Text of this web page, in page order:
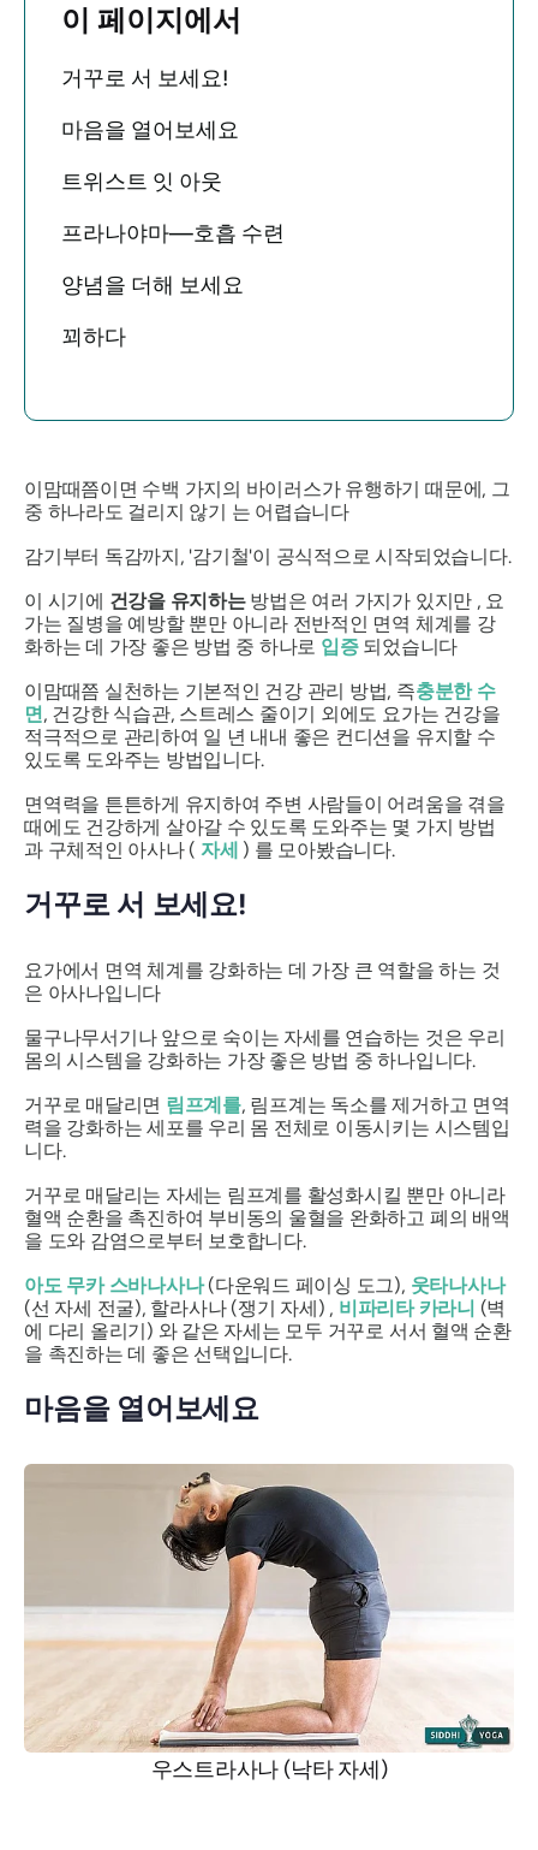
이 페이지에서
거꾸로 서 보세요!
마음을 열어보세요
트위스트 잇 아웃
프라나야마—호흡 수련
양념을 더해 보세요
꾀하다
이맘때쯤이면 수백 가지의 바이러스가 유행하기 때문에, 그
중 하나라도 걸리지 않기 는 어렵습니다
감기부터 독감까지, '감기철'이 공식적으로 시작되었습니다.
이 시기에 건강을 유지하는방법은 여러 가지가 있지만 , 요
가는 질병을 예방할 뿐만 아니라 전반적인 면역 체계를 강
화하는 데 가장 좋은 방법 중 하나로 입증되었습니다
이맘때쯤 실천하는 기본적인 건강 관리 방법, 즉충분한 수
면, 건강한 식습관, 스트레스 줄이기 외에도 요가는 건강을
적극적으로 관리하여 일 년 내내 좋은 컨디션을 유지할 수
있도록 도와주는 방법입니다.
면역력을 튼튼하게 유지하여 주변 사람들이 어려움을 겪을
때에도 건강하게 살아갈 수 있도록 도와주는 몇 가지 방법
과 구체적인 아사나( 자세 ) 를 모아봤습니다.
거꾸로 서 보세요!
요가에서 면역 체계를 강화하는 데 가장 큰 역할을 하는 것
은 아사나입니다
물구나무서기나 앞으로 숙이는 자세를 연습하는 것은 우리
몸의 시스템을 강화하는 가장 좋은 방법 중 하나입니다.
거꾸로 매달리면 림프계를, 림프계는 독소를 제거하고 면역
력을 강화하는 세포를 우리 몸 전체로 이동시키는 시스템입
니다.
거꾸로 매달리는 자세는 림프계를 활성화시킬 뿐만 아니라
혈액 순환을 촉진하여 부비동의 울혈을 완화하고 폐의 배액
을 도와 감염으로부터 보호합니다.
아도 무카 스바나사나(다운워드 페이싱 도그), 웃타나사나
(선 자세 전굴), 할라사나(쟁기 자세) , 비파리타 카라니 (벽
에 다리 올리기) 와 같은 자세는 모두 거꾸로 서서 혈액 순환
을 촉진하는 데 좋은 선택입니다.
마음을 열어보세요
우스트라사나 (낙타 자세)